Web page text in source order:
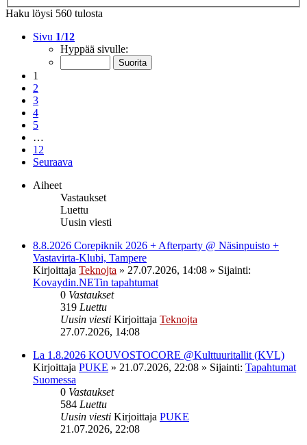
Haku löysi 560 tulosta
Sivu 1/12
Hyppää sivulle:
1
2
3
4
5
…
12
Seuraava
Aiheet
Vastaukset
Luettu
Uusin viesti
8.8.2026 Corepiknik 2026 + Afterparty @ Näsinpuisto +
Vastavirta-Klubi, Tampere
Kirjoittaja Teknojta » 27.07.2026, 14:08 » Sijainti:
Kovaydin.NETin tapahtumat
0 Vastaukset
319 Luettu
Uusin viesti Kirjoittaja Teknojta
27.07.2026, 14:08
La 1.8.2026 KOUVOSTOCORE @Kulttuuritallit (KVL)
Kirjoittaja PUKE » 21.07.2026, 22:08 » Sijainti: Tapahtumat
Suomessa
0 Vastaukset
584 Luettu
Uusin viesti Kirjoittaja PUKE
21.07.2026, 22:08